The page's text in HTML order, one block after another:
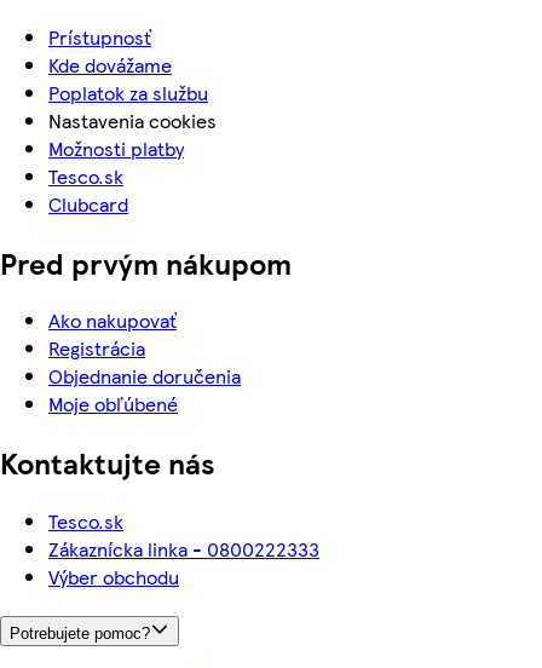
Prístupnosť
Kde dovážame
Poplatok za službu
Nastavenia cookies
Možnosti platby
Tesco.sk
Clubcard
Pred prvým nákupom
Ako nakupovať
Registrácia
Objednanie doručenia
Moje obľúbené
Kontaktujte nás
Tesco.sk
Zákaznícka linka - 0800222333
Výber obchodu
Potrebujete pomoc?